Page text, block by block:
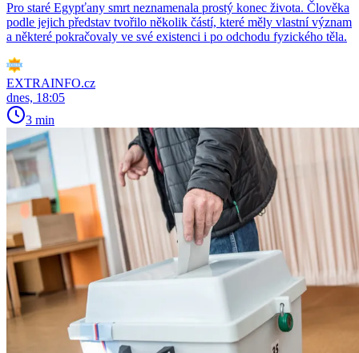
Pro staré Egypťany smrt neznamenala prostý konec života. Člověka
podle jejich představ tvořilo několik částí, které měly vlastní význam
a některé pokračovaly ve své existenci i po odchodu fyzického těla.
EXTRAINFO.cz
dnes, 18:05
3 min